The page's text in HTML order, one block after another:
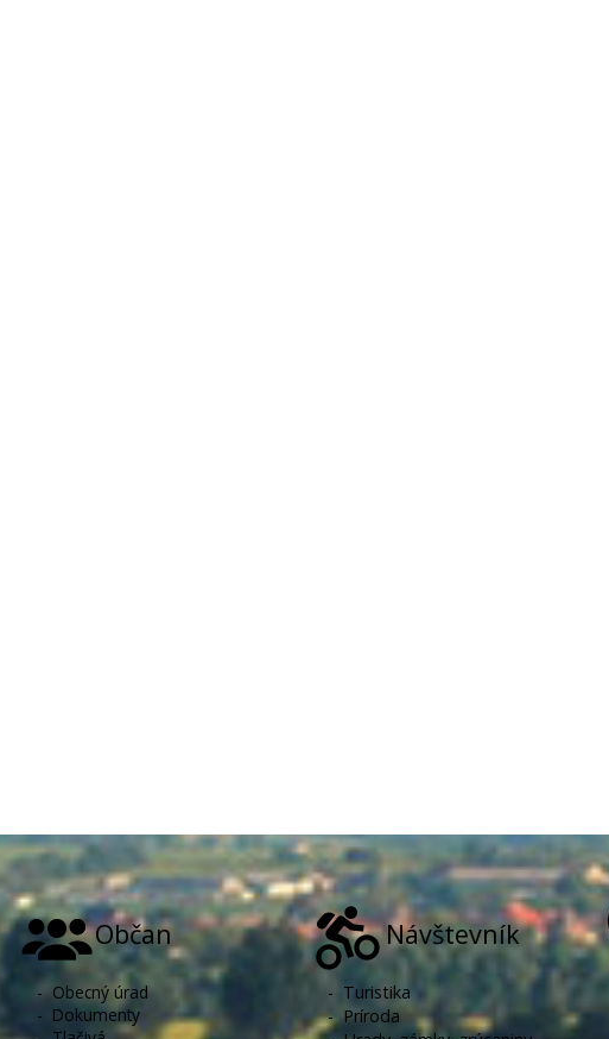
Občan
- Obecný úrad
- Dokumenty
Návštevník
- Turistika
- Príroda